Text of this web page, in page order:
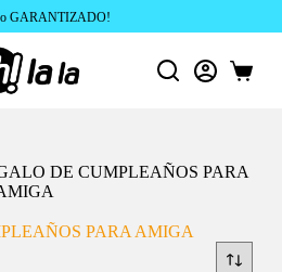
GARANTIZADO!
Carro
DE CUMPLEAÑOS PARA
PARA AMIGA